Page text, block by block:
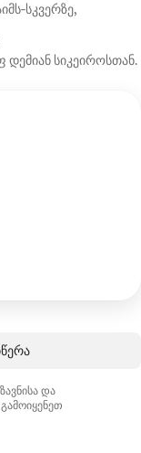
სიკეიროსთან.
და